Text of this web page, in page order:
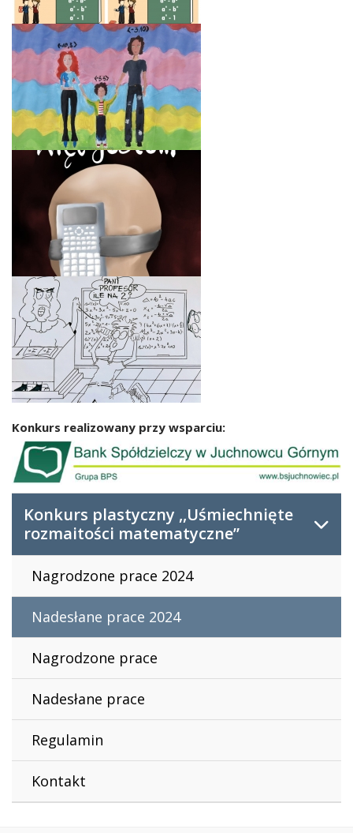
Konkurs realizowany przy wsparciu:
Konkurs plastyczny ,,Uśmiechnięte
rozmaitości matematyczne”
Nagrodzone prace 2024
Nadesłane prace 2024
Nagrodzone prace
Nadesłane prace
Regulamin
Kontakt